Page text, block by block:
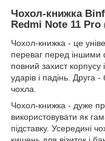
Чохол-книжка
Redmi Note 11 Pro
Чохол-книжка - це
переваг перед
повний захист корпусу
ударів і падінь. Друга -
чохла.
Чохол-книжка - дуже
використовувати як
підставку. Усередині